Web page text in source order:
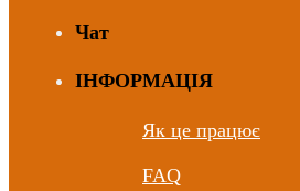
Чат
ІНФОРМАЦІЯ
Як це працює
FAQ